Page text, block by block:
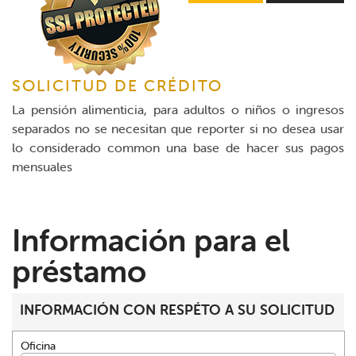
SOLICITUD DE CRÉDITO
La pensión alimenticia, para adultos o niños o ingresos
separados no se necesitan que reporter si no desea usar
lo considerado common una base de hacer sus pagos
mensuales
Información para el
préstamo
INFORMACIÓN CON RESPÉTO A SU SOLICITUD
Oficina